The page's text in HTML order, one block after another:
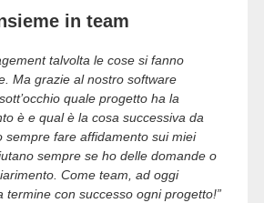
in team
talvolta le cose si fanno
Ma grazie al nostro software
quale progetto ha la
è e qual è la cosa successiva da
sempre fare affidamento sui miei
sempre se ho delle domande o
Come team, ad oggi
termine con successo ogni progetto!”